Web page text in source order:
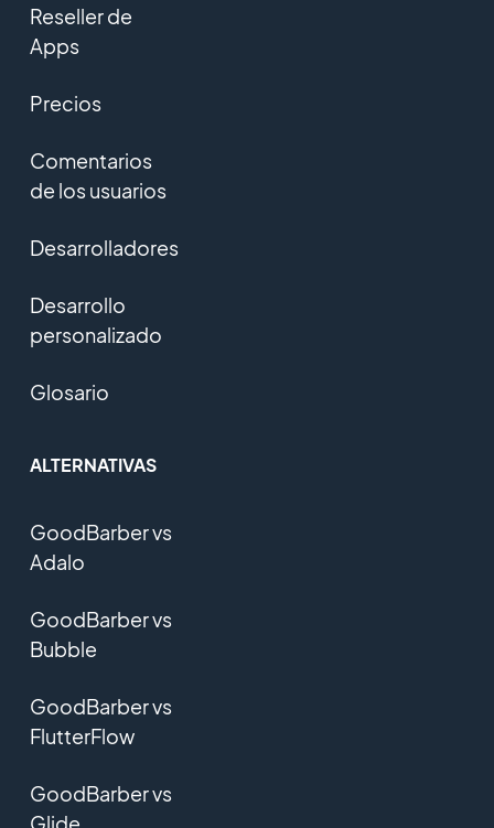
Reseller de
Apps
Precios
Comentarios
de los usuarios
Desarrolladores
Desarrollo
personalizado
Glosario
ALTERNATIVAS
GoodBarber vs
Adalo
GoodBarber vs
Bubble
GoodBarber vs
FlutterFlow
GoodBarber vs